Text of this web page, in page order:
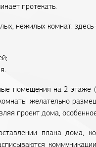
протекать.
нежилых комнат:
помещения на 2 этаже
желательно
проект дома,
плана дома,